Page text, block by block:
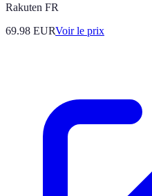
Rakuten FR
69.98 EURVoir le prix